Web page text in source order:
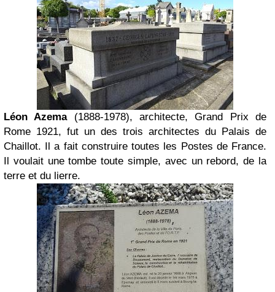
Léon Azema
(1888-1978), architecte, Grand Prix de
Rome 1921, fut un des trois architectes du Palais de
Chaillot. Il a fait construire toutes les Postes de France.
Il voulait une tombe toute simple, avec un rebord, de la
terre et du lierre.